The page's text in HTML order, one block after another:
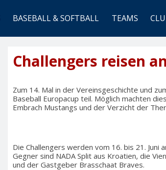
BASEBALL & SOFTBALL TEAMS
Challengers reisen
Zum 14. Mal in der Vereinsgeschichte und
Baseball Europacup teil. Möglich machten
Embrach Mustangs und der Verzicht der
Die Challengers werden vom 16. bis 21. Juni
Gegner sind NADA Split aus Kroatien, die
und der Gastgeber Brasschaat Braves.